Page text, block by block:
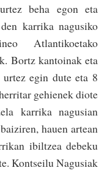
beha egon eta
karrika nagusiko
Atlantikoetako
Bortz kantoinak eta
egin dute eta 8
gehienek diote
karrika nagusian
hauen artean
ibiltzea debeku
Kontseilu Nagusiak